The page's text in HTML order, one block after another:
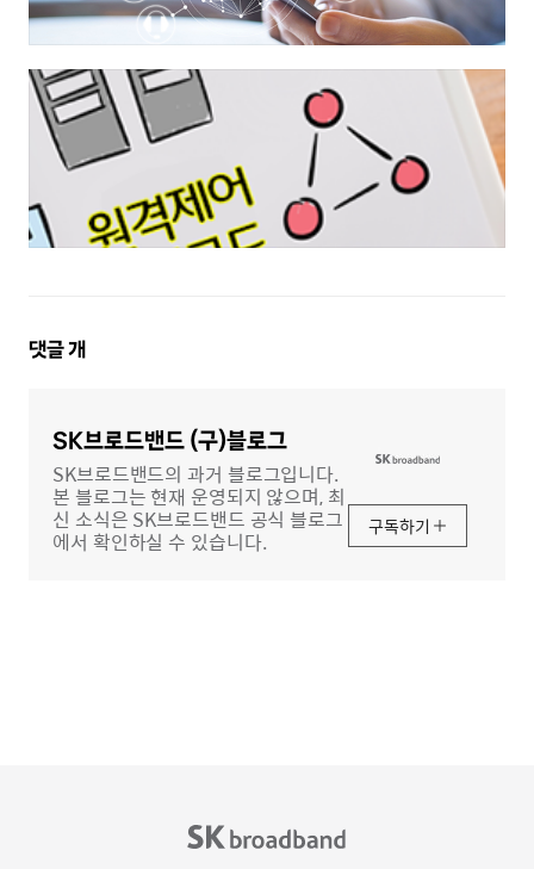
댓
댓글개
SK브로드밴드 (구)블로그
SK브로드밴드의 과거 블로그입니다.
본 블로그는 현재 운영되지 않으며, 최
신 소식은 SK브로드밴드 공식 블로그
에서 확인하실 수 있습니다.
구독하기